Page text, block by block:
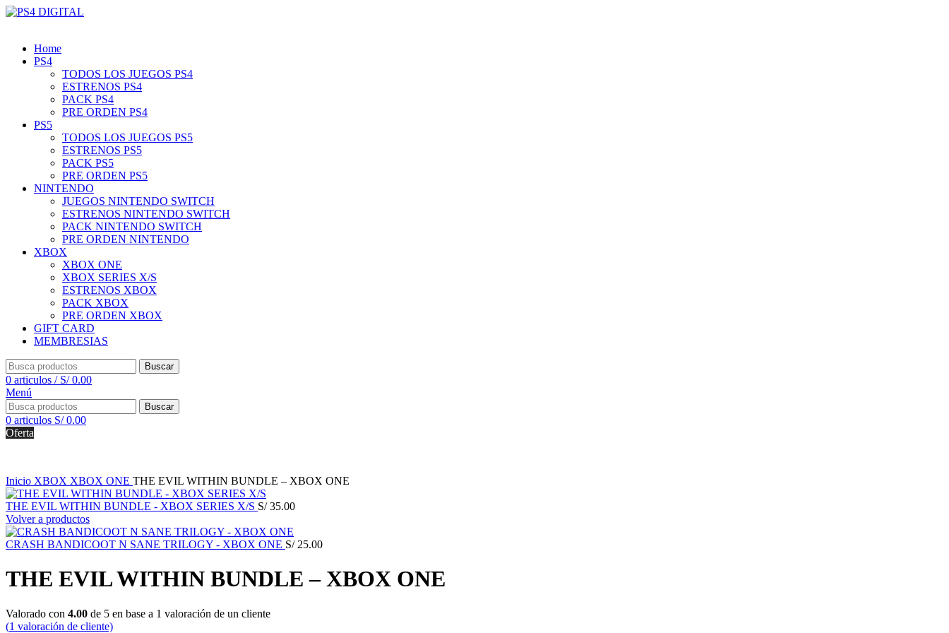
Home
PS4
TODOS LOS JUEGOS PS4
ESTRENOS PS4
PACK PS4
PRE ORDEN PS4
PS5
TODOS LOS JUEGOS PS5
ESTRENOS PS5
PACK PS5
PRE ORDEN PS5
NINTENDO
JUEGOS NINTENDO SWITCH
ESTRENOS NINTENDO SWITCH
PACK NINTENDO SWITCH
PRE ORDEN NINTENDO
XBOX
XBOX ONE
XBOX SERIES X/S
ESTRENOS XBOX
PACK XBOX
PRE ORDEN XBOX
GIFT CARD
MEMBRESIAS
Buscar
0 articulos / S/0.00
Menú
Buscar
0 articulos S/0.00
Oferta
Inicio XBOX XBOX ONE THE EVIL WITHIN BUNDLE – XBOX ONE
THE EVIL WITHIN BUNDLE - XBOX SERIES X/S S/35.00
Volver a productos
CRASH BANDICOOT N SANE TRILOGY - XBOX ONE S/25.00
THE EVIL WITHIN BUNDLE – XBOX ONE
Valorado con 4.00 de 5 en base a 1 valoración de un cliente
(1 valoración de cliente)